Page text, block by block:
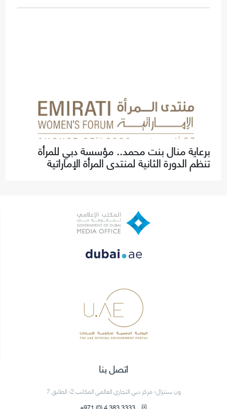
برعاية منال بنت محمد.. مؤسسة دبي للمرأة
تنظم الدورة الثانية لمنتدى المرأة الإماراتية
اتصل بنا
ون سنترال- مركز دبي التجاري العالمي المكاتب 2- الطابق 7